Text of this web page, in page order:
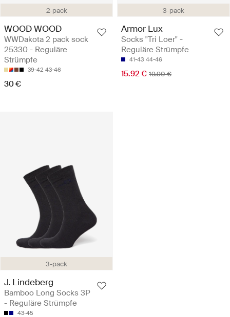
2-pack
WOOD WOOD
WWDakota 2 pack sock
25330 - Reguläre
Strümpfe
39-42 43-46
30 €
3-pack
Armor Lux
Socks "Tri Loer" -
Reguläre Strümpfe
41-43 44-46
15.92 € 19.90 €
3-pack
J. Lindeberg
Bamboo Long Socks 3P
- Reguläre Strümpfe
43-45